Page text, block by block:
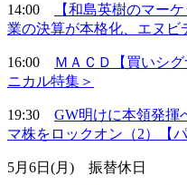
14:00
【和島英樹のマー
業の決算が本格化、エヌビ
16:00
ＭＡＣＤ【買いシ
ニカル特集＞
19:30 GW明けに本領発揮
マ株をロックオン（2）【
5月6日(月) 振替休日